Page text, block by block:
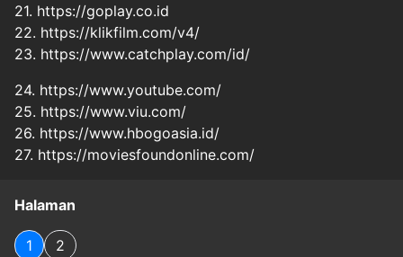
21. https://goplay.co.id
22. https://klikfilm.com/v4/
23. https://www.catchplay.com/id/
24. https://www.youtube.com/
25. https://www.viu.com/
26. https://www.hbogoasia.id/
27. https://moviesfoundonline.com/
Halaman
1 2